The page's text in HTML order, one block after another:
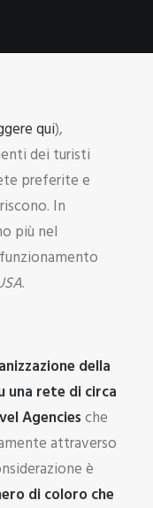
qui),
dei turisti
preferite e
In
più nel
.
della
una rete di circa
Agenciesche
attraverso
è
di coloro che